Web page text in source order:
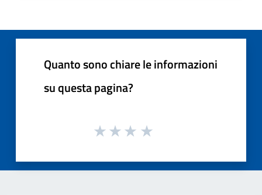
Quanto sono chiare le informazioni
su questa pagina?